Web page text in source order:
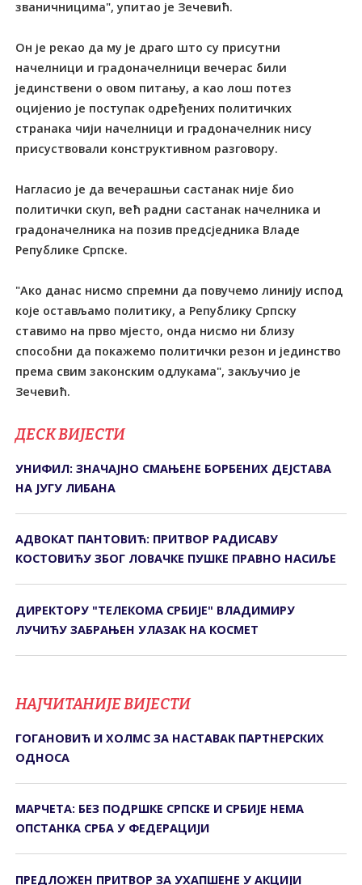
званичницима", упитао је Зечевић.
Он је рекао да му је драго што су присутни
начелници и градоначелници вечерас били
јединствени о овом питању, а као лош потез
оцијенио је поступак одређених политичких
странака чији начелници и градоначелник нису
присуствовали конструктивном разговору.
Нагласио је да вечерашњи састанак није био
политички скуп, већ радни састанак начелника и
градоначелника на позив предсједника Владе
Републике Српске.
"Ако данас нисмо спремни да повучемо линију испод
које остављамо политику, а Републику Српску
ставимо на прво мјесто, онда нисмо ни близу
способни да покажемо политички резон и јединство
према свим законским одлукама", закључио је
ДЕСК ВИЈЕСТИ
УНИФИЛ: ЗНАЧАЈНО СМАЊЕНЕ БОРБЕНИХ ДЕЈСТАВА
НА ЈУГУ ЛИБАНА
АДВОКАТ ПАНТОВИЋ: ПРИТВОР РАДИСАВУ
КОСТОВИЋУ ЗБОГ ЛОВАЧКЕ ПУШКЕ ПРАВНО НАСИЉЕ
ДИРЕКТОРУ "ТЕЛЕКОМА СРБИЈЕ" ВЛАДИМИРУ
ЛУЧИЋУ ЗАБРАЊЕН УЛАЗАК НА КОСМЕТ
НАЈЧИТАНИЈЕ ВИЈЕСТИ
ГОГАНОВИЋ И ХОЛМС ЗА НАСТАВАК ПАРТНЕРСКИХ
ОДНОСА
МАРЧЕТА: БЕЗ ПОДРШКЕ СРПСКЕ И СРБИЈЕ НЕМА
ОПСТАНКА СРБА У ФЕДЕРАЦИЈИ
ПРЕДЛОЖЕН ПРИТВОР ЗА УХАПШЕНЕ У АКЦИЈИ